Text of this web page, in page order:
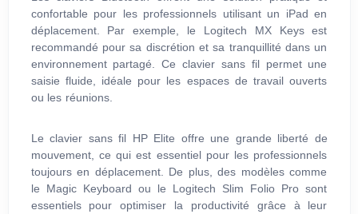
confortable pour les professionnels utilisant un iPad en
déplacement. Par exemple, le Logitech MX Keys est
recommandé pour sa discrétion et sa tranquillité dans un
environnement partagé. Ce clavier sans fil permet une
saisie fluide, idéale pour les espaces de travail ouverts
ou les réunions.
Le clavier sans fil HP Elite offre une grande liberté de
mouvement, ce qui est essentiel pour les professionnels
toujours en déplacement. De plus, des modèles comme
le Magic Keyboard ou le Logitech Slim Folio Pro sont
essentiels pour optimiser la productivité grâce à leur